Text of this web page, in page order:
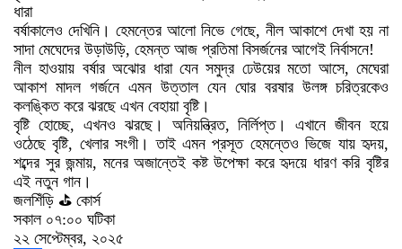
ধারা
বর্ষাকালেও দেখিনি। হেমন্তের আলো নিভে গেছে, নীল আকাশে দেখা হয় না
সাদা মেঘেদের উড়াউড়ি, হেমন্ত আজ প্রতিমা বিসর্জনের আগেই নির্বাসনে!
নীল হাওয়ায় বর্ষার অঝোর ধারা যেন সমুদ্র ঢেউয়ের মতো আসে, মেঘেরা
আকাশ মাদল গর্জনে এমন উত্তাল যেন ঘোর বরষার উলঙ্গ চরিত্রকেও
কলঙ্কিত করে ঝরছে এখন বেহায়া বৃষ্টি।
বৃষ্টি হোচ্ছে, এখনও ঝরছে। অনিয়ন্ত্রিত, নির্লিপ্ত। এখানে জীবন হয়ে
ওঠেছে বৃষ্টি, খেলার সংগী। তাই এমন প্রসূত হেমন্তেও ভিজে যায় হৃদয়,
শব্দের সুর জন্মায়, মনের অজান্তেই কষ্ট উপেক্ষা করে হৃদয়ে ধারণ করি বৃষ্টির
এই নতুন গান।
জলশিঁড়ি ⛳ কোর্স
সকাল ০৭:০০ ঘটিকা
২২ সেপ্টেম্বর, ২০২৫